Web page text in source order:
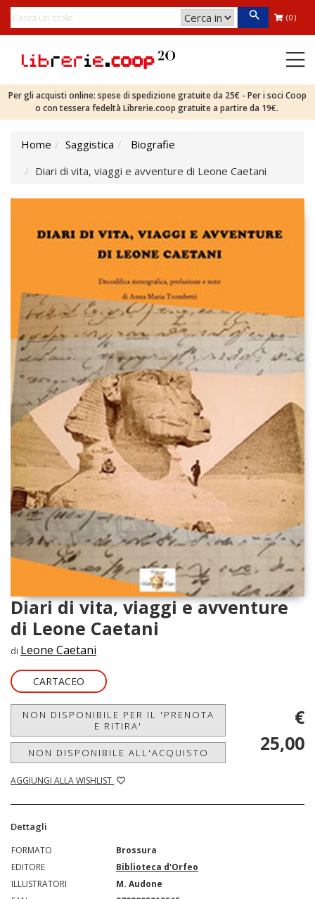
(0)
Per gli acquisti online: spese di spedizione gratuite da 25€ - Per i soci Coop
o con tessera fedeltà Librerie.coop gratuite a partire da 19€.
Home Saggistica
Biografie
Diari di vita, viaggi e avventure di Leone Caetani
Diari di vita, viaggi e avventure
di Leone Caetani
di Leone Caetani
CARTACEO
NON DISPONIBILE PER IL 'PRENOTA
E RITIRA'
NON DISPONIBILE ALL'ACQUISTO
AGGIUNGI ALLA WISHLIST
€
25,00
Dettagli
FORMATO
Brossura
EDITORE
Biblioteca d'Orfeo
ILLUSTRATORI
M. Audone